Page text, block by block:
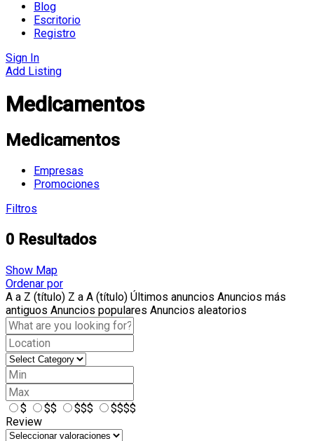
Blog
Escritorio
Registro
Sign In
Add Listing
Medicamentos
Medicamentos
Empresas
Promociones
Filtros
0 Resultados
Show Map
Ordenar por
A a Z (título) Z a A (título) Últimos anuncios Anuncios más
antiguos Anuncios populares Anuncios aleatorios
$ $$ $$$
$$$$
Review